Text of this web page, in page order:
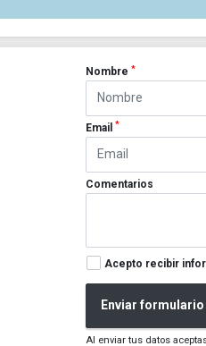
Nombre*
Email*
Comentarios
Acepto recibir
Enviar formulario
Al enviar tus datos